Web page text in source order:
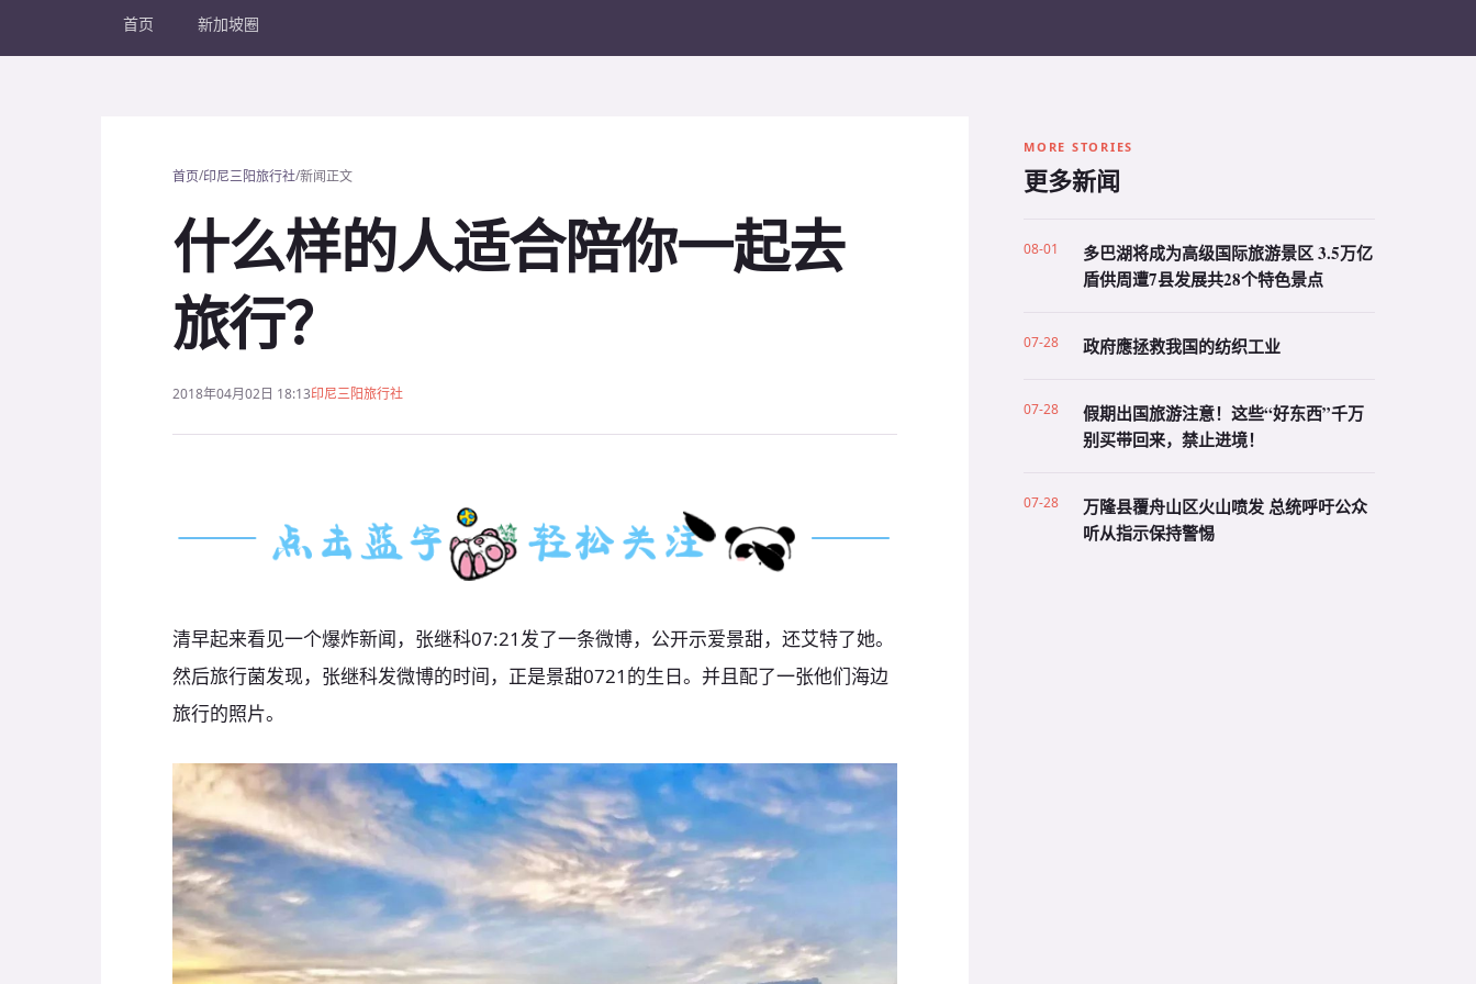
首页 新加坡圈
首页/印尼三阳旅行社/新闻正文
什么样的人适合陪你一起去
旅行？
2018年04月02日 18:13印尼三阳旅行社
清早起来看见一个爆炸新闻，张继科07:21发了一条微博，公开示爱景甜，还艾特了她。
然后旅行菌发现，张继科发微博的时间，正是景甜0721的生日。并且配了一张他们海边
旅行的照片。
MORE STORIES
更多新闻
08-01
多巴湖将成为高级国际旅游景区 3.5万亿
盾供周遭7县发展共28个特色景点
07-28 政府應拯救我国的纺织工业
07-28
假期出国旅游注意！这些“好东西”千万
别买带回来，禁止进境！
07-28
万隆县覆舟山区火山喷发 总统呼吁公众
听从指示保持警惕